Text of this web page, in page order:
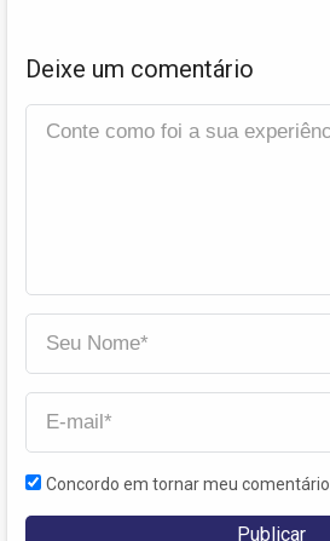
Deixe um comentário
Concordo em tornar meu